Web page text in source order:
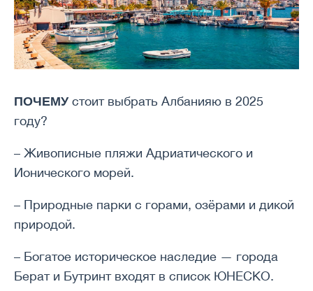
ПОЧЕМУстоит выбрать Албанияю в 2025
году?
– Живописные пляжи Адриатического и
Ионического морей.
– Природные парки с горами, озёрами и дикой
природой.
– Богатое историческое наследие — города
Берат и Бутринт входят в список ЮНЕСКО.